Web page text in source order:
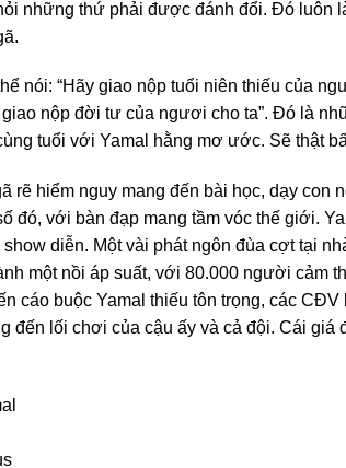
những thứ phải được đánh đổi. Đó luôn
nói: “Hãy giao nộp tuổi niên thiếu của
giao nộp đời tư của ngươi cho ta”. Đó là
tuổi với Yamal hằng mơ ước. Sẽ thật
rẽ hiểm nguy mang đến bài học, dạy con
đó, với bàn đạp mang tầm vóc thế giới.
show diễn. Một vài phát ngôn đùa cợt tại
một nồi áp suất, với 80.000 người cảm
cáo buộc Yamal thiếu tôn trọng, các
đến lối chơi của cậu ấy và cả đội. Cái giá